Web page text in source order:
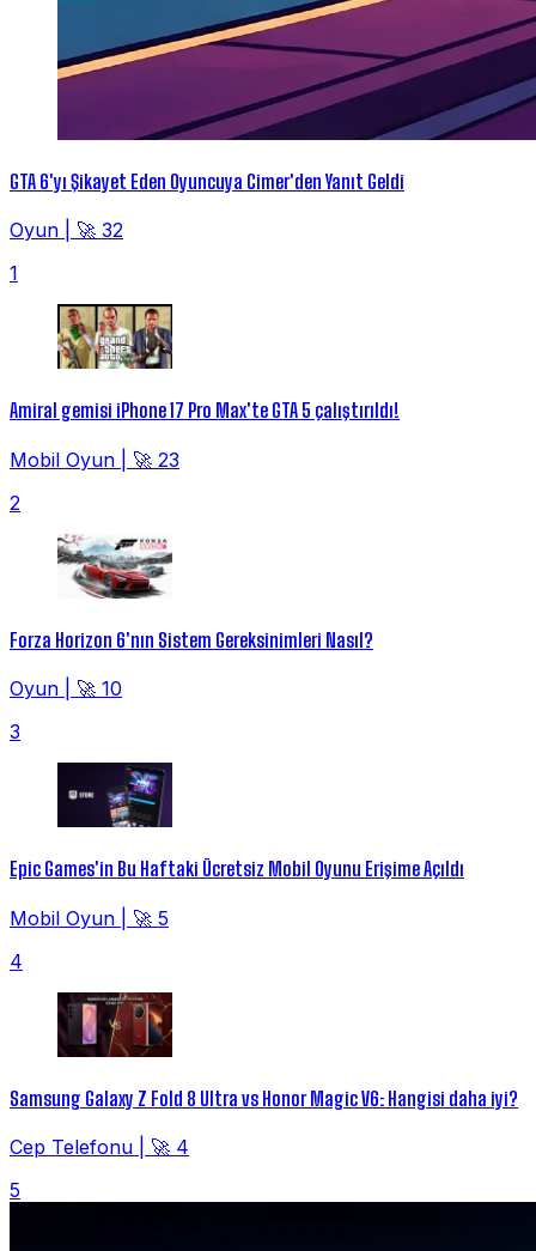
GTA 6'yı Şikayet Eden Oyuncuya Cimer'den Yanıt Geldi
Oyun
🚀 32
1
Amiral gemisi iPhone 17 Pro Max'te GTA 5 çalıştırıldı!
Mobil Oyun
🚀 23
2
Forza Horizon 6'nın Sistem Gereksinimleri Nasıl?
Oyun
🚀 10
3
Epic Games'in Bu Haftaki Ücretsiz Mobil Oyunu Erişime Açıldı
Mobil Oyun
🚀 5
4
Samsung Galaxy Z Fold 8 Ultra vs Honor Magic V6: Hangisi daha iyi?
Cep Telefonu
🚀 4
5